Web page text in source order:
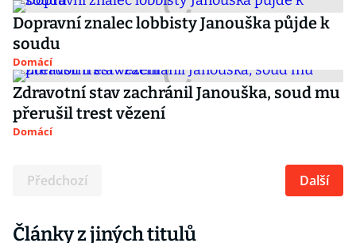
Dopravní znalec lobbisty Janouška půjde k
soudu
Domácí
Zdravotní stav zachránil Janouška, soud mu
přerušil trest vězení
Domácí
Předchozí Další
Články z jiných titulů